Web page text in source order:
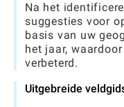
Na het
suggesties voor
basis van uw
het jaar,
verbeterd.
Uitgebreide